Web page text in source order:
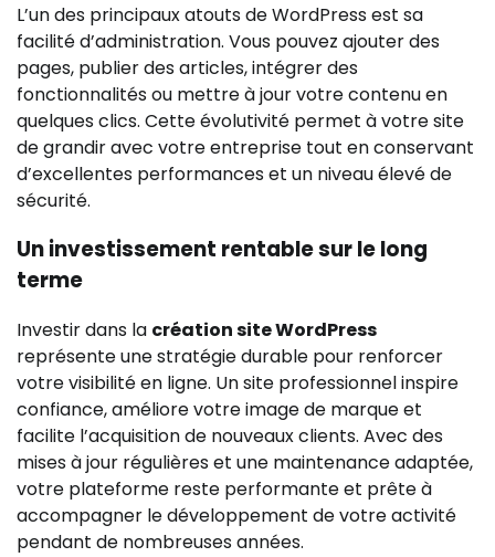
L’un des principaux atouts de WordPress est sa
facilité d’administration. Vous pouvez ajouter des
pages, publier des articles, intégrer des
fonctionnalités ou mettre à jour votre contenu en
quelques clics. Cette évolutivité permet à votre site
de grandir avec votre entreprise tout en conservant
d’excellentes performances et un niveau élevé de
sécurité.
Un investissement rentable sur le long
terme
Investir dans la création site WordPress
représente une stratégie durable pour renforcer
votre visibilité en ligne. Un site professionnel inspire
confiance, améliore votre image de marque et
facilite l’acquisition de nouveaux clients. Avec des
mises à jour régulières et une maintenance adaptée,
votre plateforme reste performante et prête à
accompagner le développement de votre activité
pendant de nombreuses années.